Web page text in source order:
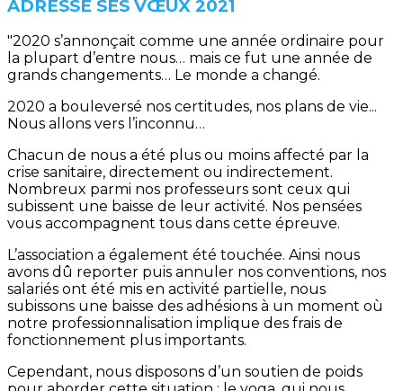
ADRESSE SES VŒUX 2021
"2020 s’annonçait comme une année ordinaire pour
la plupart d’entre nous… mais ce fut une année de
grands changements… Le monde a changé.
2020 a bouleversé nos certitudes, nos plans de vie...
Nous allons vers l’inconnu…
Chacun de nous a été plus ou moins affecté par la
crise sanitaire, directement ou indirectement.
Nombreux parmi nos professeurs sont ceux qui
subissent une baisse de leur activité. Nos pensées
vous accompagnent tous dans cette épreuve.
L’association a également été touchée. Ainsi nous
avons dû reporter puis annuler nos conventions, nos
salariés ont été mis en activité partielle, nous
subissons une baisse des adhésions à un moment où
notre professionnalisation implique des frais de
fonctionnement plus importants.
Cependant, nous disposons d’un soutien de poids